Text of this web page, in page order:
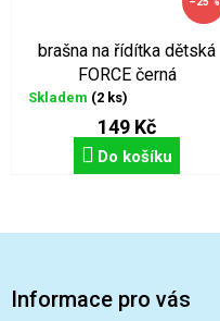
brašna na řídítka dětská
FORCE černá
Skladem (2 ks)
149 Kč
Do košíku
Informace pro vás